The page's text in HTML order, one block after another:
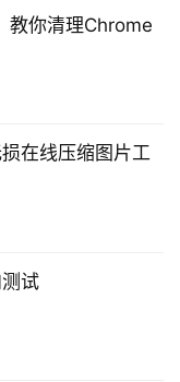
教你清理Chrome
在线压缩图片工
试